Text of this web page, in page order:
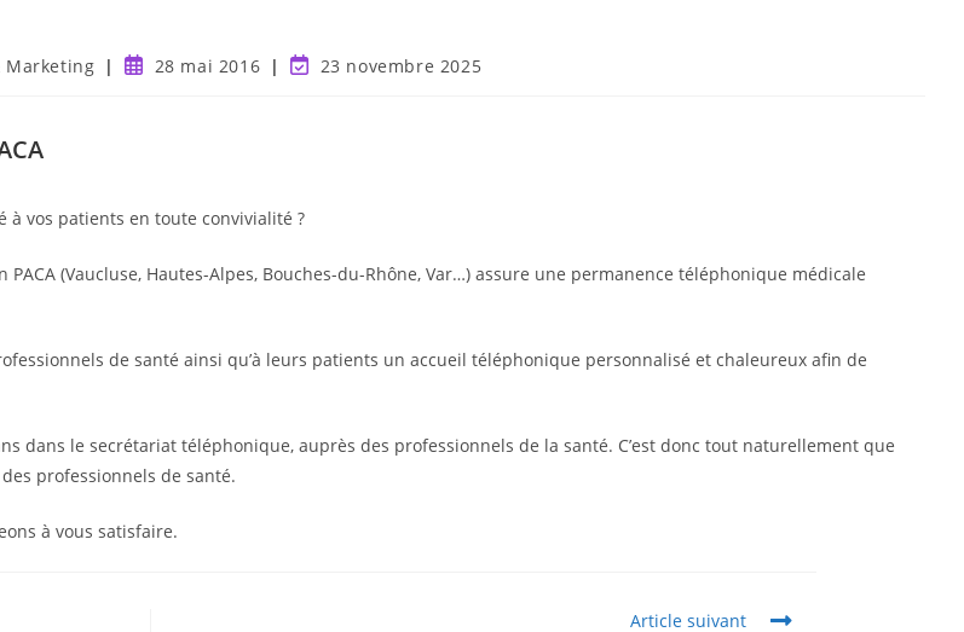
Marketing 28 mai 2016 23 novembre 2025
à vos patients en toute convivialité ?
(Vaucluse, Hautes-Alpes, Bouches-du-Rhône, Var…) assure une permanence téléphonique médicale
de santé ainsi qu’à leurs patients un accueil téléphonique personnalisé et chaleureux afin de
dans le secrétariat téléphonique, auprès des professionnels de la santé. C’est donc tout naturellement que
professionnels de santé.
à vous satisfaire.
Article suivant